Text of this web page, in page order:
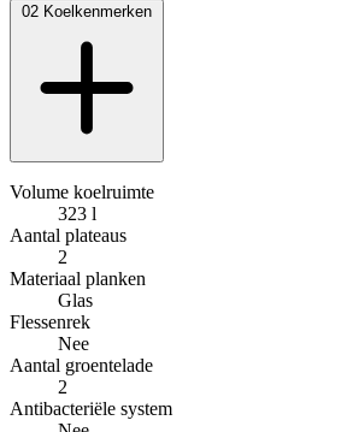
02 Koelkenmerken
Volume koelruimte
323 l
Aantal plateaus
2
Materiaal planken
Glas
Flessenrek
Nee
Aantal groentelade
2
Antibacteriële system